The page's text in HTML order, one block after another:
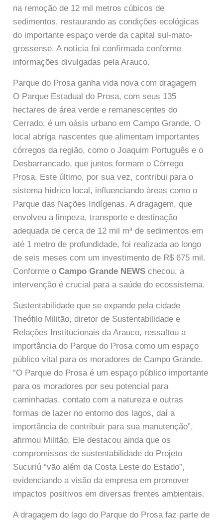
na remoção de 12 mil metros cúbicos de
sedimentos, restaurando as condições ecológicas
do importante espaço verde da capital sul-mato-
grossense. A notícia foi confirmada conforme
informações divulgadas pela Arauco.
Parque do Prosa ganha vida nova com dragagem
O Parque Estadual do Prosa, com seus 135
hectares de área verde e remanescentes do
Cerrado, é um oásis urbano em Campo Grande. O
local abriga nascentes que alimentam importantes
córregos da região, como o Joaquim Português e o
Desbarrancado, que juntos formam o Córrego
Prosa. Este último, por sua vez, contribui para o
sistema hídrico local, influenciando áreas como o
Parque das Nações Indígenas. A dragagem, que
envolveu a limpeza, transporte e destinação
adequada de cerca de 12 mil m³ de sedimentos em
até 1 metro de profundidade, foi realizada ao longo
de seis meses com um investimento de R$ 675 mil.
Conforme oCampo Grande NEWS checou, a
intervenção é crucial para a saúde do ecossistema.
Sustentabilidade que se expande pela cidade
Theófilo Militão, diretor de Sustentabilidade e
Relações Institucionais da Arauco, ressaltou a
importância do Parque do Prosa como um espaço
público vital para os moradores de Campo Grande.
“O Parque do Prosa é um espaço público importante
para os moradores por seu potencial para
caminhadas, contato com a natureza e outras
formas de lazer no entorno dos lagos, daí a
importância de contribuir para sua manutenção”,
afirmou Militão. Ele destacou ainda que os
compromissos de sustentabilidade do Projeto
Sucuriú “vão além da Costa Leste do Estado”,
evidenciando a visão da empresa em promover
impactos positivos em diversas frentes ambientais.
A dragagem do lago do Parque do Prosa faz parte de